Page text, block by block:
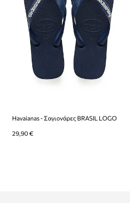
Havaianas - Σαγιονάρες BRASIL LOGO
29,90 €